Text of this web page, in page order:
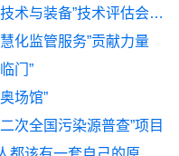
泷涛环境“燃气锅炉超低氮燃烧技术与装备”技术评估会圆满完成
化监管服务”贡献力量
门”
场馆”
次全国污染源普查”项目